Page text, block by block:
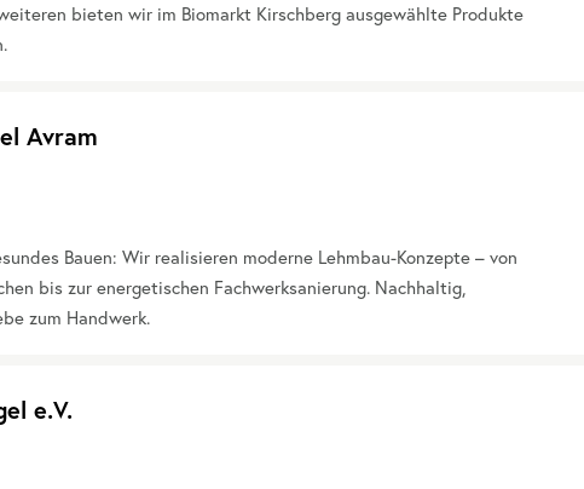
bieten wir im Biomarkt Kirschberg ausgewählte Produkte
Avram
Bauen: Wir realisieren moderne Lehmbau-Konzepte – von
bis zur energetischen Fachwerksanierung. Nachhaltig,
zum Handwerk.
e.V.